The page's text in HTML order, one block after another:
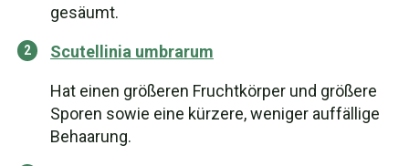
gesäumt.
Scutellinia umbrarum
Hat einen größeren Fruchtkörper und größere
Sporen sowie eine kürzere, weniger auffällige
Behaarung.